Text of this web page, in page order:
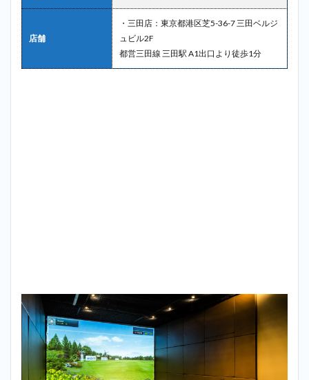
スク
エア
＿新
店舗
・三田店：東京都港区芝5-36-7 三田ベルジ
ュビル2F
都営三田線 三田駅 A1出口より徒歩1分